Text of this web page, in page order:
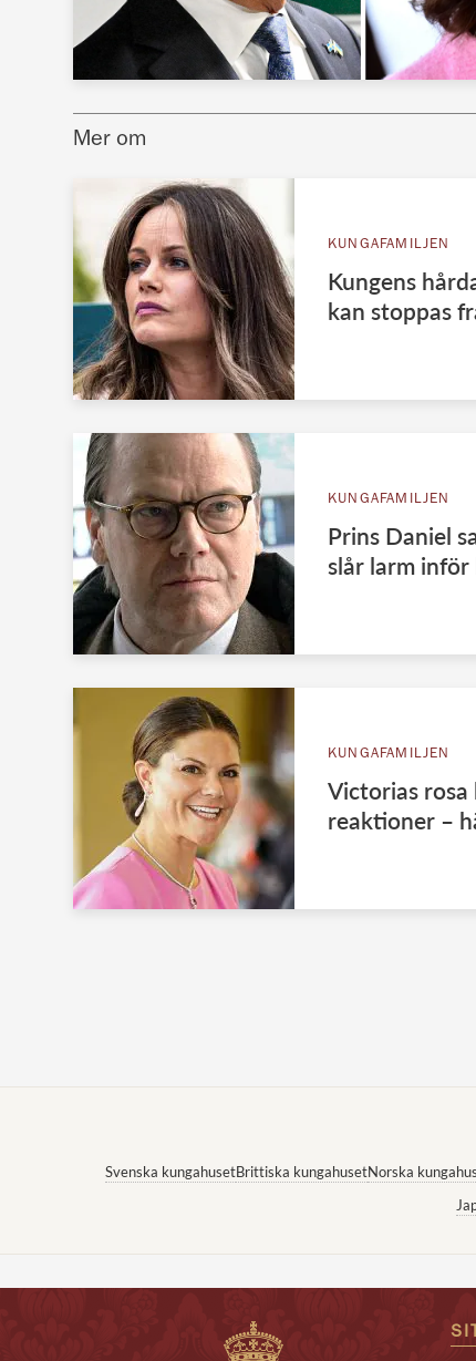
Mer om
KUNGAFAMILJEN
Kungens
kan stoppas
KUNGAFAMILJEN
Prins Daniel
slår larm
KUNGAFAMILJEN
Victorias rosa
reaktioner –
Svenska kungahusetBrittiska kungahusetNorska